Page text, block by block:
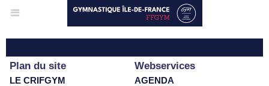
Plan du site
LE CRIFGYM
Webservices
AGENDA